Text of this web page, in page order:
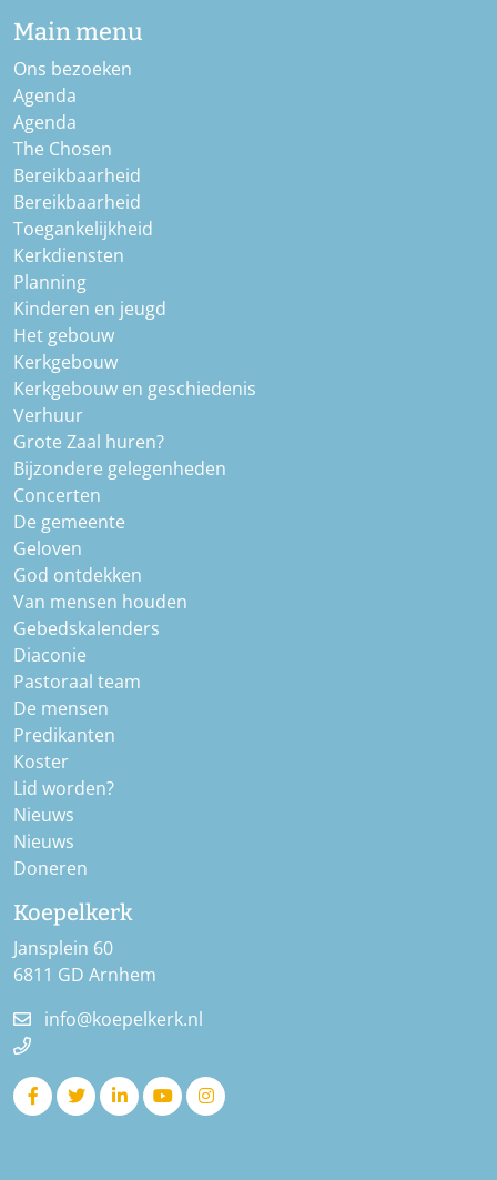
Main menu
Ons bezoeken
Agenda
Agenda
The Chosen
Bereikbaarheid
Bereikbaarheid
Toegankelijkheid
Kerkdiensten
Planning
Kinderen en jeugd
Het gebouw
Kerkgebouw
Kerkgebouw en geschiedenis
Verhuur
Grote Zaal huren?
Bijzondere gelegenheden
Concerten
De gemeente
Geloven
God ontdekken
Van mensen houden
Gebedskalenders
Diaconie
Pastoraal team
De mensen
Predikanten
Koster
Lid worden?
Nieuws
Nieuws
Doneren
Koepelkerk
Jansplein 60
6811 GD Arnhem
info@koepelkerk.nl